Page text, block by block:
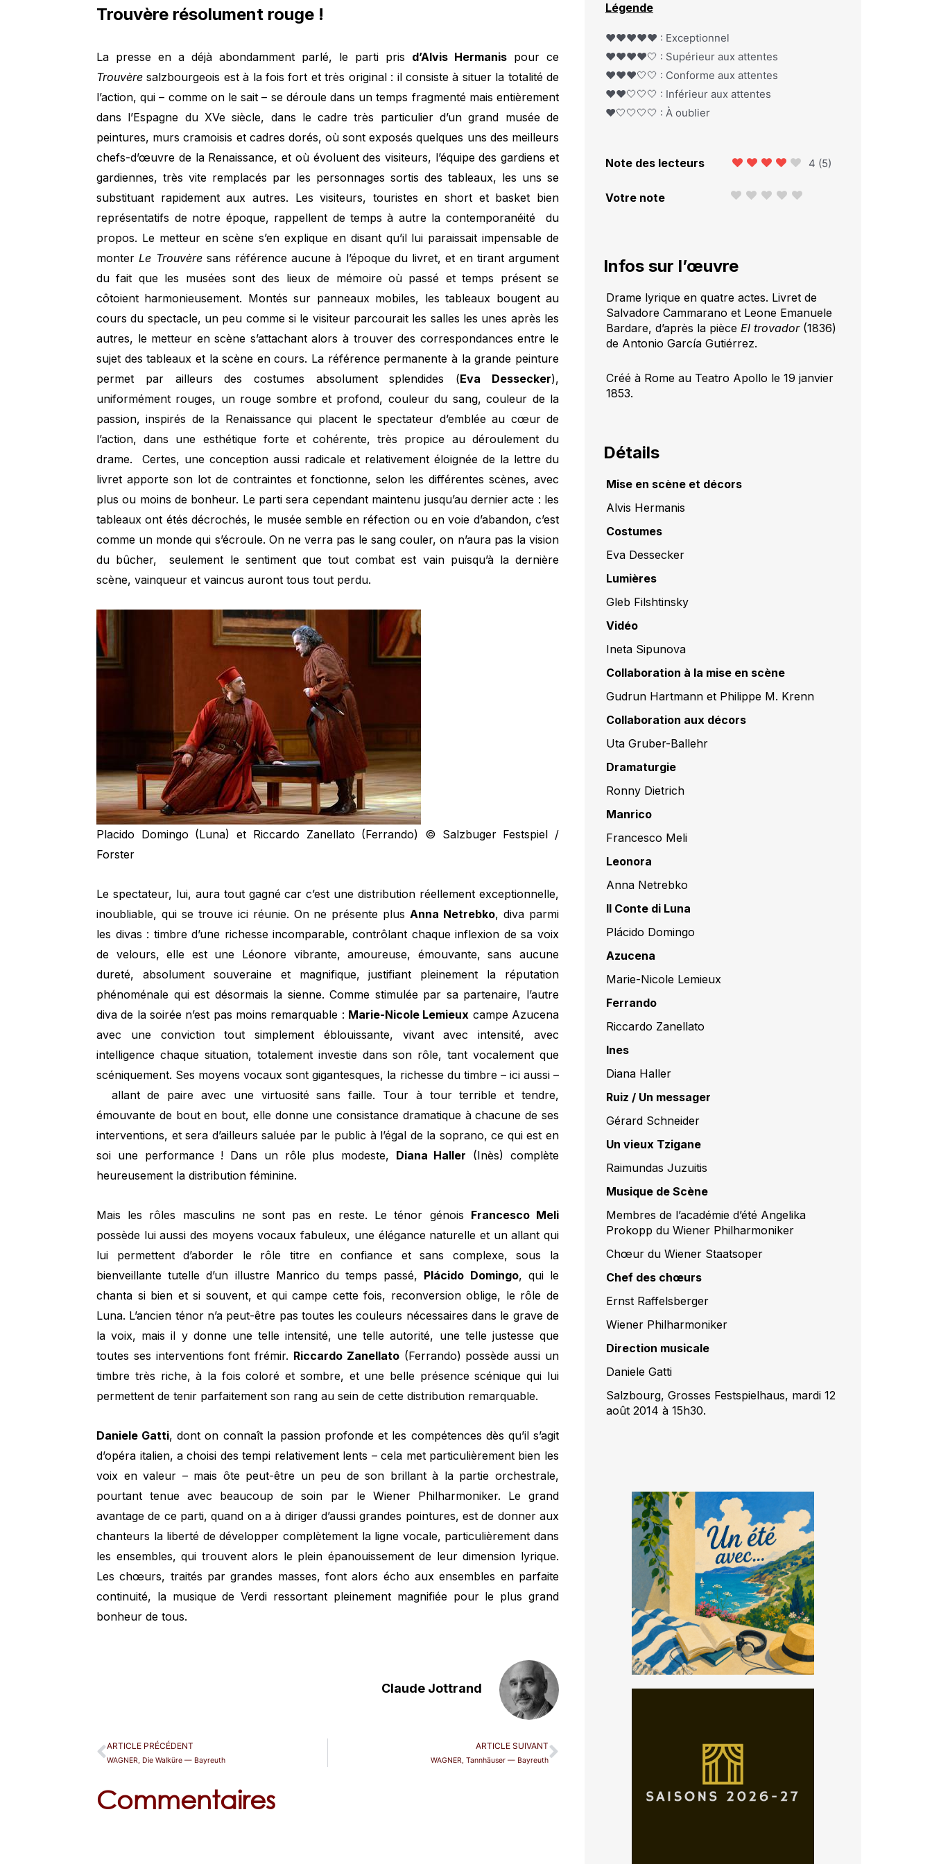
Trouvère résolument rouge !
La presse en a déjà abondamment parlé, le parti pris d’Alvis Hermanispour ce
Trouvère salzbourgeois est à la fois fort et très original : il consiste à situer la totalité de
l’action, qui – comme on le sait – se déroule dans un temps fragmenté mais entièrement
dans l’Espagne du XVe siècle, dans le cadre très particulier d’un grand musée de
peintures, murs cramoisis et cadres dorés, où sont exposés quelques uns des meilleurs
chefs-d’œuvre de la Renaissance, et où évoluent des visiteurs, l’équipe des gardiens et
gardiennes, très vite remplacés par les personnages sortis des tableaux, les uns se
substituant rapidement aux autres. Les visiteurs, touristes en short et basket bien
représentatifs de notre époque, rappellent de temps à autre la contemporanéité du
propos. Le metteur en scène s’en explique en disant qu’il lui paraissait impensable de
monterLe Trouvèresans référence aucune à l’époque du livret, et en tirant argument
du fait que les musées sont des lieux de mémoire où passé et temps présent se
côtoient harmonieusement. Montés sur panneaux mobiles, les tableaux bougent au
cours du spectacle, un peu comme si le visiteur parcourait les salles les unes après les
autres, le metteur en scène s’attachant alors à trouver des correspondances entre le
sujet des tableaux et la scène en cours. La référence permanente à la grande peinture
permet par ailleurs des costumes absolument splendides (Eva Dessecker),
uniformément rouges, un rouge sombre et profond, couleur du sang, couleur de la
passion, inspirés de la Renaissance qui placent le spectateur d’emblée au cœur de
l’action, dans une esthétique forte et cohérente, très propice au déroulement du
drame. Certes, une conception aussi radicale et relativement éloignée de la lettre du
livret apporte son lot de contraintes et fonctionne, selon les différentes scènes, avec
plus ou moins de bonheur. Le parti sera cependant maintenu jusqu’au dernier acte : les
tableaux ont étés décrochés, le musée semble en réfection ou en voie d’abandon, c’est
comme un monde qui s’écroule. On ne verra pas le sang couler, on n’aura pas la vision
du bûcher, seulement le sentiment que tout combat est vain puisqu’à la dernière
scène, vainqueur et vaincus auront tous tout perdu.
Placido Domingo (Luna) et Riccardo Zanellato (Ferrando) © Salzbuger Festspiel /
Forster
Le spectateur, lui, aura tout gagné car c’est une distribution réellement exceptionnelle,
inoubliable, qui se trouve ici réunie. On ne présente plusAnna Netrebko, diva parmi
les divas : timbre d’une richesse incomparable, contrôlant chaque inflexion de sa voix
de velours, elle est une Léonore vibrante, amoureuse, émouvante, sans aucune
dureté, absolument souveraine et magnifique, justifiant pleinement la réputation
phénoménale qui est désormais la sienne. Comme stimulée par sa partenaire, l’autre
diva de la soirée n’est pas moins remarquable : Marie-Nicole Lemieux campe Azucena
avec une conviction tout simplement éblouissante, vivant avec intensité, avec
intelligence chaque situation, totalement investie dans son rôle, tant vocalement que
scéniquement. Ses moyens vocaux sont gigantesques, la richesse du timbre – ici aussi –
allant de paire avec une virtuosité sans faille. Tour à tour terrible et tendre,
émouvante de bout en bout, elle donne une consistance dramatique à chacune de ses
interventions, et sera d’ailleurs saluée par le public à l’égal de la soprano, ce qui est en
soi une performance ! Dans un rôle plus modeste, Diana Haller (Inès) complète
heureusement la distribution féminine.
Mais les rôles masculins ne sont pas en reste. Le ténor génois Francesco Meli
possède lui aussi des moyens vocaux fabuleux, une élégance naturelle et un allant qui
lui permettent d’aborder le rôle titre en confiance et sans complexe, sous la
bienveillante tutelle d’un illustre Manrico du temps passé, Plácido Domingo, qui le
chanta si bien et si souvent, et qui campe cette fois, reconversion oblige, le rôle de
Luna. L’ancien ténor n’a peut-être pas toutes les couleurs nécessaires dans le grave de
la voix, mais il y donne une telle intensité, une telle autorité, une telle justesse que
toutes ses interventions font frémir. Riccardo Zanellato(Ferrando) possède aussi un
timbre très riche, à la fois coloré et sombre, et une belle présence scénique qui lui
permettent de tenir parfaitement son rang au sein de cette distribution remarquable.
Daniele Gatti, dont on connaît la passion profonde et les compétences dès qu’il s’agit
d’opéra italien, a choisi des tempi relativement lents – cela met particulièrement bien les
voix en valeur – mais ôte peut-être un peu de son brillant à la partie orchestrale,
pourtant tenue avec beaucoup de soin par le Wiener Philharmoniker. Le grand
avantage de ce parti, quand on a à diriger d’aussi grandes pointures, est de donner aux
chanteurs la liberté de développer complètement la ligne vocale, particulièrement dans
les ensembles, qui trouvent alors le plein épanouissement de leur dimension lyrique.
Les chœurs, traités par grandes masses, font alors écho aux ensembles en parfaite
continuité, la musique de Verdi ressortant pleinement magnifiée pour le plus grand
bonheur de tous.
Claude Jottrand
ARTICLE PRÉCÉDENT
WAGNER, Die Walküre — Bayreuth
ARTICLE SUIVANT
WAGNER, Tannhäuser — Bayreuth
Commentaires
Légende
❤️❤️❤️❤️❤️ : Exceptionnel
❤️❤️❤️❤️🤍 : Supérieur aux attentes
❤️❤️❤️🤍🤍 : Conforme aux attentes
❤️❤️🤍🤍🤍 : Inférieur aux attentes
❤️🤍🤍🤍🤍 : À oublier
Note des lecteurs 4 (5)
Votre note
Infos sur l’œuvre
Drame lyrique en quatre actes. Livret de
Salvadore Cammarano et Leone Emanuele
Bardare, d’après la pièce El trovador(1836)
de Antonio García Gutiérrez.
Créé à Rome au Teatro Apollo le 19 janvier
1853.
Détails
Mise en scène et décors
Alvis Hermanis
Costumes
Eva Dessecker
Lumières
Gleb Filshtinsky
Vidéo
Ineta Sipunova
Collaboration à la mise en scène
Gudrun Hartmann et Philippe M. Krenn
Collaboration aux décors
Uta Gruber-Ballehr
Dramaturgie
Ronny Dietrich
Manrico
Francesco Meli
Leonora
Anna Netrebko
Il Conte di Luna
Plácido Domingo
Azucena
Marie-Nicole Lemieux
Ferrando
Riccardo Zanellato
Ines
Diana Haller
Ruiz / Un messager
Gérard Schneider
Un vieux Tzigane
Raimundas Juzuitis
Musique de Scène
Membres de l’académie d’été Angelika
Prokopp du Wiener Philharmoniker
Chœur du Wiener Staatsoper
Chef des chœurs
Ernst Raffelsberger
Wiener Philharmoniker
Direction musicale
Daniele Gatti
Salzbourg, Grosses Festspielhaus, mardi 12
août 2014 à 15h30.